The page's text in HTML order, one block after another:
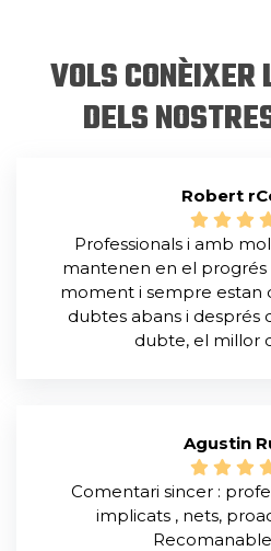
VOLS CONÈIXER
DELS
Robert
Professionals i amb
mantenen en el
moment i sempre estan
dubtes abans i després
dubte, el millor
Agustin
Comentari sincer :
implicats , nets,
Recomanable